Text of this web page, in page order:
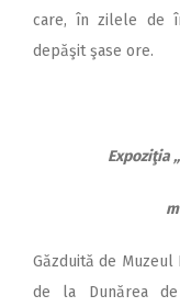
care, în zilele de
depăşit şase ore.
Expoziţia
Găzduită de
de la Dunărea de